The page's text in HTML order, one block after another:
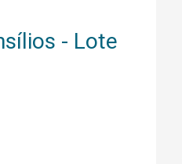
- Lote